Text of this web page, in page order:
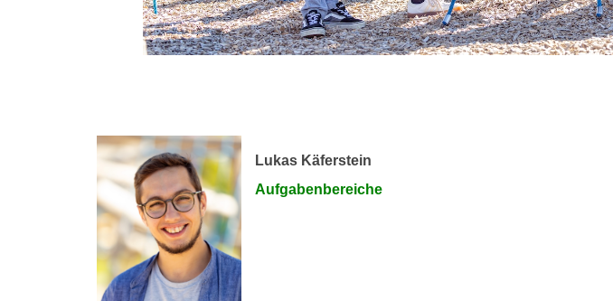
Lukas Käferstein
Aufgabenbereiche